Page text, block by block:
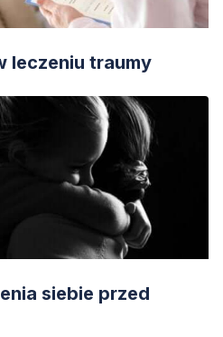
leczeniu traumy
siebie przed